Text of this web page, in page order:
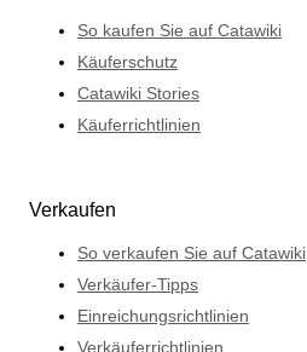
So kaufen Sie auf Catawiki
Käuferschutz
Catawiki Stories
Käuferrichtlinien
Verkaufen
So verkaufen Sie auf Catawiki
Verkäufer-Tipps
Einreichungsrichtlinien
Verkäuferrichtlinien